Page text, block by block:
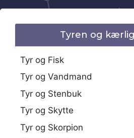
Tyren og
Tyr og Fisk
Tyr og Vandmand
Tyr og Stenbuk
Tyr og Skytte
Tyr og Skorpion